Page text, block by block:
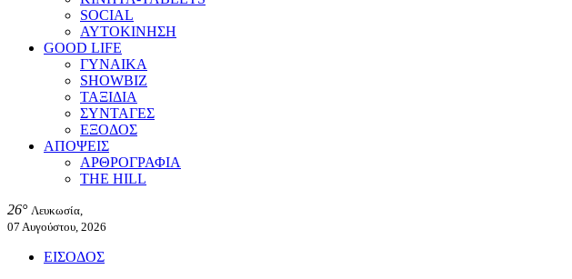
SOCIAL
ΑΥΤΟΚΙΝΗΣΗ
GOOD LIFE
ΓΥΝΑΙΚΑ
SHOWBIZ
ΤΑΞΙΔΙΑ
ΣΥΝΤΑΓΕΣ
ΕΞΟΔΟΣ
ΑΠΟΨΕΙΣ
ΑΡΘΡΟΓΡΑΦΙΑ
THE HILL
26° Λευκωσία,
07 Αυγούστου, 2026
ΕΙΣΟΔΟΣ